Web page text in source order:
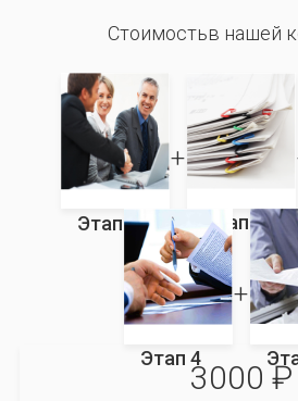
Стоимостьв нашей
Этап 1 Этап 2
Этап 4
3000 ₽